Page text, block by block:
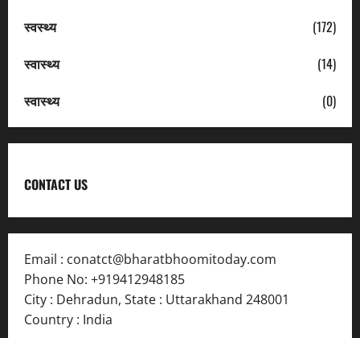
स्वस्थ्य
(172)
स्वास्थ्य
(14)
स्वास्थ्य
(0)
CONTACT US
Email : conatct@bharatbhoomitoday.com
Phone No: +919412948185
City : Dehradun, State : Uttarakhand 248001
Country : India